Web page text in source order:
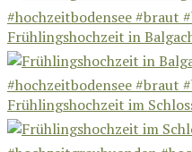
Frühlingshochzeit in
Frühlingshochzeit im